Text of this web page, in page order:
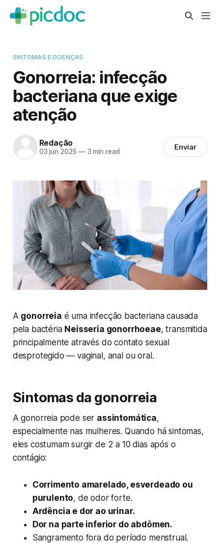
SINTOMAS E DOENÇAS
Gonorreia: infecção
bacteriana que exige
atenção
Redação
03 jun 2025 —3 min read Enviar
A gonorreia é uma infecção bacteriana causada
pela bactéria Neisseria gonorrhoeae, transmitida
principalmente através do contato sexual
desprotegido — vaginal, anal ou oral.
Sintomas da gonorreia
A gonorreia pode ser assintomática,
especialmente nas mulheres. Quando há sintomas,
eles costumam surgir de 2 a 10 dias após o
contágio:
Corrimento amarelado, esverdeado ou
purulento, de odor forte.
Ardência e dor ao urinar.
Dor na parte inferior do abdômen.
Sangramento fora do período menstrual.